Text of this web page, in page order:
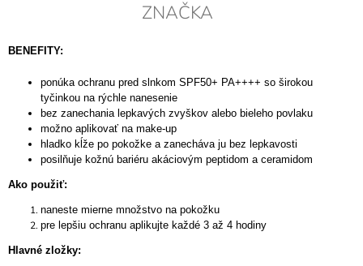
ZNAČKA
BENEFITY:
ponúka ochranu pred slnkom SPF50+ PA++++ so širokou
tyčinkou na rýchle nanesenie
bez zanechania lepkavých zvyškov alebo bieleho povlaku
možno aplikovať na make-up
hladko kĺže po pokožke a zanecháva ju bez lepkavosti
posilňuje kožnú bariéru akáciovým peptidom a ceramidom
Ako použiť:
naneste mierne množstvo na pokožku
pre lepšiu ochranu aplikujte každé 3 až 4 hodiny
Hlavné zložky: